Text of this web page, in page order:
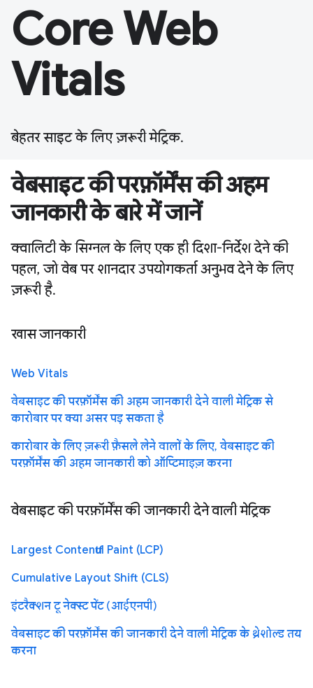
Core Web
Vitals
बेहतर साइट के लिए ज़रूरी मेट्रिक.
वेबसाइट की परफ़ॉर्मेंस की अहम
जानकारी के बारे में जानें
क्वालिटी के सिग्नल के लिए एक ही दिशा-निर्देश देने की
पहल, जो वेब पर शानदार उपयोगकर्ता अनुभव देने के लिए
ज़रूरी है.
खास जानकारी
Web Vitals
वेबसाइट की परफ़ॉर्मेंस की अहम जानकारी देने वाली मेट्रिक से
कारोबार पर क्या असर पड़ सकता है
कारोबार के लिए ज़रूरी फ़ैसले लेने वालों के लिए, वेबसाइट की
परफ़ॉर्मेंस की अहम जानकारी को ऑप्टिमाइज़ करना
वेबसाइट की परफ़ॉर्मेंस की जानकारी देने वाली मेट्रिक
Largest Contentful Paint (LCP)
Cumulative Layout Shift (CLS)
इंटरैक्शन टू नेक्स्ट पेंट (आईएनपी)
वेबसाइट की परफ़ॉर्मेंस की जानकारी देने वाली मेट्रिक के थ्रेशोल्ड तय
करना